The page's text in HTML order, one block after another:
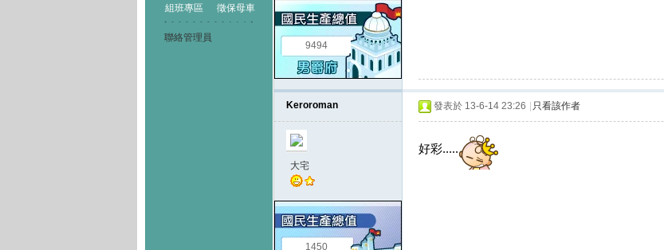
組班專區
徵保母車
聯絡管理員
9494
Keroroman
大宅
1450
發表於 13-6-14 23:26 只看該作者
好彩.....